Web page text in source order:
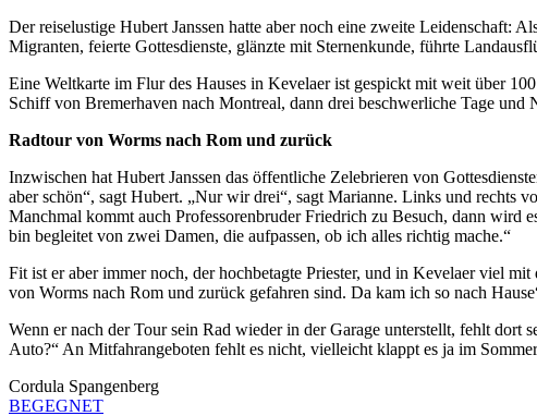
Der reiselustige Hubert Janssen hatte aber noch eine zweite Leidenschaft:
Migranten, feierte Gottesdienste, glänzte mit Sternenkunde, führte
Eine Weltkarte im Flur des Hauses in Kevelaer ist gespickt mit weit über
Schiff von Bremerhaven nach Montreal, dann drei beschwerliche Tage
Radtour von Worms nach Rom und zurück
Inzwischen hat Hubert Janssen das öffentliche Zelebrieren von
aber schön“, sagt Hubert. „Nur wir drei“, sagt Marianne. Links und rechts
Manchmal kommt auch Professorenbruder Friedrich zu Besuch, dann wird
bin begleitet von zwei Damen, die aufpassen, ob ich alles richtig mache.“
Fit ist er aber immer noch, der hochbetagte Priester, und in Kevelaer viel
von Worms nach Rom und zurück gefahren sind. Da kam ich so nach
Wenn er nach der Tour sein Rad wieder in der Garage unterstellt, fehlt dort
Auto?“ An Mitfahrangeboten fehlt es nicht, vielleicht klappt es ja im
Cordula Spangenberg
BEGEGNET